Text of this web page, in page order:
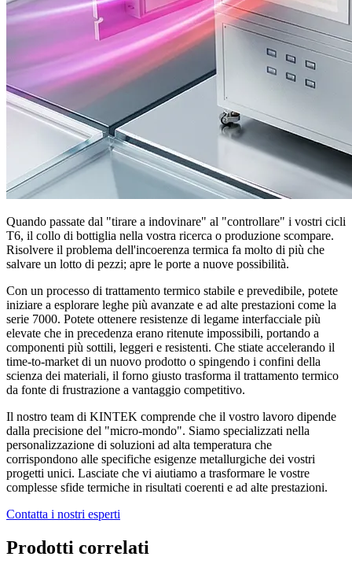
Quando passate dal "tirare a indovinare" al "controllare" i vostri cicli
T6, il collo di bottiglia nella vostra ricerca o produzione scompare.
Risolvere il problema dell'incoerenza termica fa molto di più che
salvare un lotto di pezzi; apre le porte a nuove possibilità.
Con un processo di trattamento termico stabile e prevedibile, potete
iniziare a esplorare leghe più avanzate e ad alte prestazioni come la
serie 7000. Potete ottenere resistenze di legame interfacciale più
elevate che in precedenza erano ritenute impossibili, portando a
componenti più sottili, leggeri e resistenti. Che stiate accelerando il
time-to-market di un nuovo prodotto o spingendo i confini della
scienza dei materiali, il forno giusto trasforma il trattamento termico
da fonte di frustrazione a vantaggio competitivo.
Il nostro team di KINTEK comprende che il vostro lavoro dipende
dalla precisione del "micro-mondo". Siamo specializzati nella
personalizzazione di soluzioni ad alta temperatura che
corrispondono alle specifiche esigenze metallurgiche dei vostri
progetti unici. Lasciate che vi aiutiamo a trasformare le vostre
complesse sfide termiche in risultati coerenti e ad alte prestazioni.
Contatta i nostri esperti
Prodotti correlati